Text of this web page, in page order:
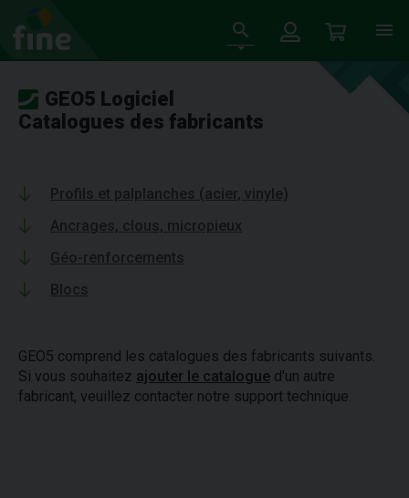
GEO5 Logiciel
Catalogues des fabricants
Profils et palplanches (acier, vinyle)
Ancrages, clous, micropieux
Géo-renforcements
Blocs
GEO5 comprend les catalogues des fabricants suivants.
Si vous souhaitez ajouter le catalogue d'un autre
fabricant, veuillez contacter notre support technique.